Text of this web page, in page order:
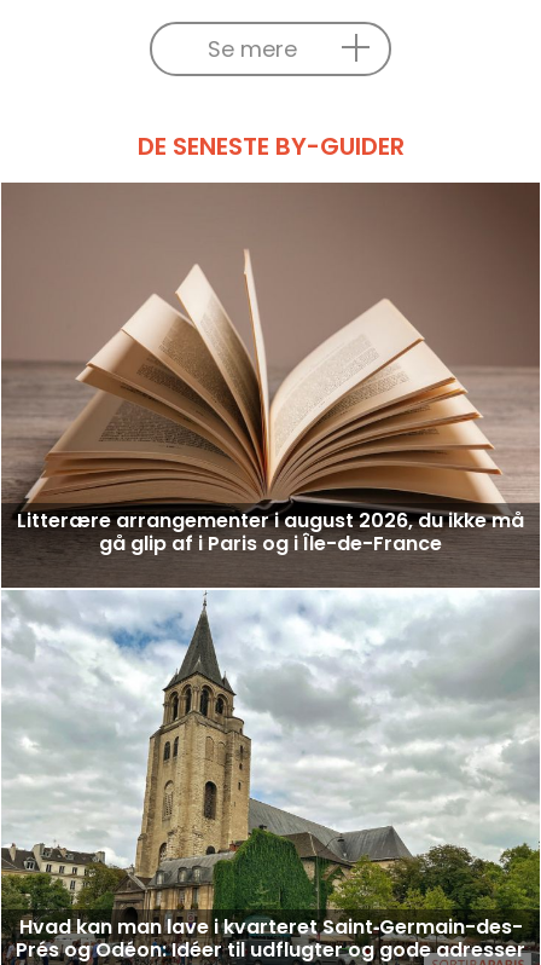
Se mere
DE SENESTE BY-GUIDER
Litterære arrangementer i august 2026, du ikke må
gå glip af i Paris og i Île-de-France
Hvad kan man lave i kvarteret Saint‑Germain-des-
Prés og Odéon: Idéer til udflugter og gode adresser